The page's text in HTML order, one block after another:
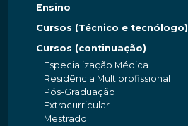
Ensino
Cursos (Técnico e tecnólogo)
Cursos (continuação)
Especialização Médica
Residência Multiprofissional
Pós-Graduação
Extracurricular
Mestrado